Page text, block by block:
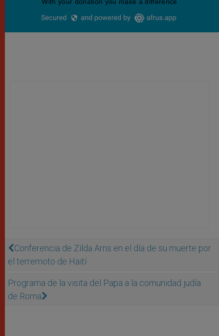
Conferencia de Zilda Arns en el día de su muerte por
el terremoto de Haití
Programa de la visita del Papa a la comunidad judía
de Roma